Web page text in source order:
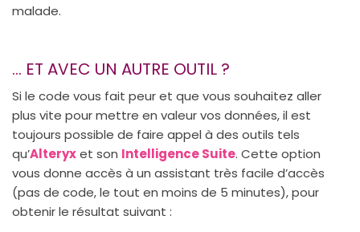
malade.
… ET AVEC UN AUTRE OUTIL ?
Si le code vous fait peur et que vous souhaitez aller
plus vite pour mettre en valeur vos données, il est
toujours possible de faire appel à des outils tels
qu’Alteryxet son Intelligence Suite. Cette option
vous donne accès à un assistant très facile d’accès
(pas de code, le tout en moins de 5 minutes), pour
obtenir le résultat suivant :